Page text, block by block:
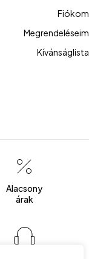
Fiókom
Megrendeléseim
Kívánságlista
Alacsony
árak